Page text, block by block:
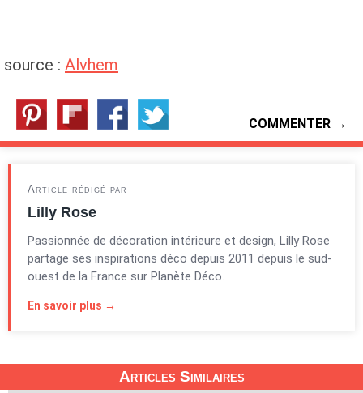
source : Alvhem
COMMENTER →
Article rédigé par
Lilly Rose
Passionnée de décoration intérieure et design, Lilly Rose
partage ses inspirations déco depuis 2011 depuis le sud-
ouest de la France sur Planète Déco.
En savoir plus →
Articles Similaires